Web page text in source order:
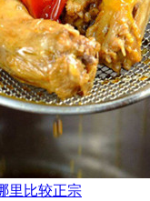
里比较正宗